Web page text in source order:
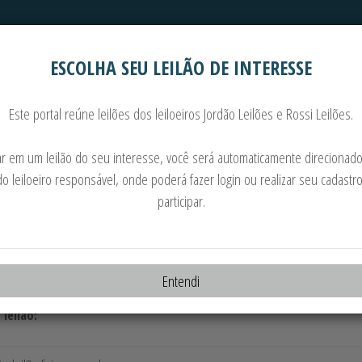
Automóveis Imoveis
INVERSORES,
Rossi - Leiloeiro Oficial - JUCESP - 947
leilão:
ESCOLHA SEU LEILÃO DE INTERESSE
Este portal reúne leilões dos leiloeiros Jordão Leilões e Rossi Leilões.
em um leilão do seu interesse, você será automaticamente
leiloeiro responsável, onde poderá fazer login ou realizar seu
participar.
Entendi